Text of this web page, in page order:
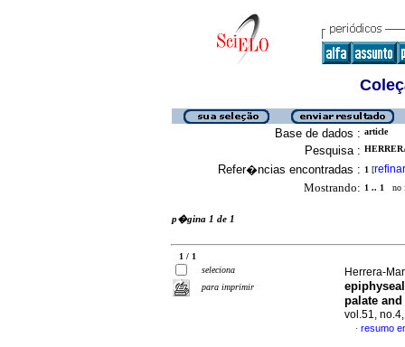
Base de dados : article
Pesquisa :
Refer�ncias encontradas : 1 [refinar
Mostrando: 1 .. 1 no
p�gina 1 de 1
1 / 1
seleciona
para imprimir
Herrera-
palate
vol.51,
· resumo